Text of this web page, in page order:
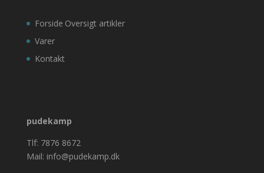
Forside
Varer
Kontakt
Oversigt artikler
pudekamp
Tlf: 7876 8672
Mail: info@pudekamp.dk